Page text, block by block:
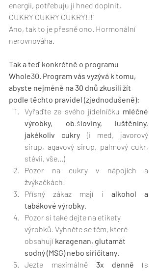
energii, potřebuju ji hned doplnit,
CUKRY CUKRY CUKRY!!!"
Ano, tak to je přesně ono. Hormonální
nerovnováha.
Tak a teď konkrétně o programu
Whole30. Program vás vyzývá k tomu,
abyste nejméně na 30 dnů zkusili žít
podle těchto pravidel (zjednodušeně):
Vyřaďte ze svého jídelníčku mléčné
výrobky, ob.šloviny, luštěniny,
jakékoliv cukry (i med, javorový
sirup, agavový sirup, palmový cukr,
stévii, vše...)
Pozor na cukry v nápojích a
žvýkačkách!
Přísný zákaz mají i alkohol a
tabákové výrobky.
Pozor si také dejte na etikety
výrobků. Vyhněte se těm, které
obsahují karagenan, glutamát
sodný (MSG) nebo siřičitany.
Jezte maximálně 3x denně (s